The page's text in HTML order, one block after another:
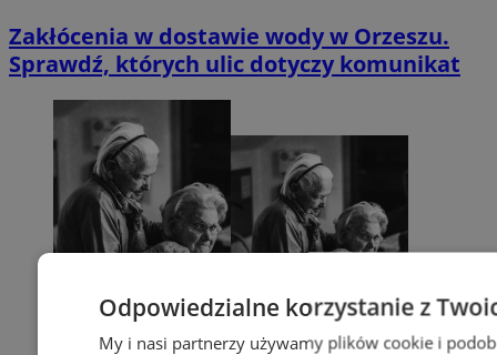
Zakłócenia w dostawie wody w Orzeszu.
Sprawdź, których ulic dotyczy komunikat
Odpowiedzialne korzystanie z
My i nasi partnerzy używamy plików cookie i